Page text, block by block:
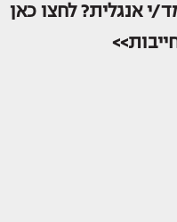
י אנגלית? לחצו כאן